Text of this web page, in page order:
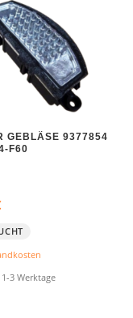
GEBLÄSE 9377854
F60
1-3 Werktage